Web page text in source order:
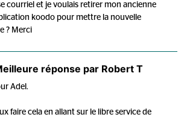
courriel et je voulais retirer mon ancienne
koodo pour mettre la nouvelle
? Merci
réponse par Robert T
Adel.
faire cela en allant sur le libre service de